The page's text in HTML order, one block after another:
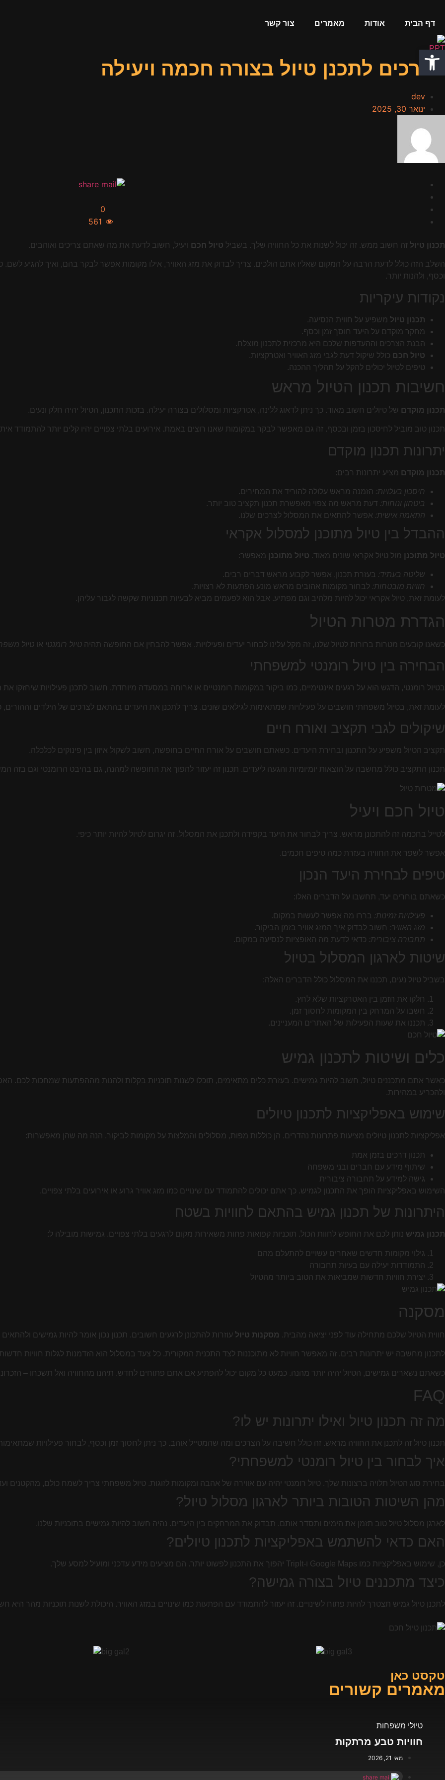
דף הבית אודות מאמרים צור קשר
הדרכים לתכנן טיול בצורה חכמה ויעילה
dev
ינואר 30, 2025
0
561
תכנון טיול זה חשוב ממש. זה יכול לשנות את כל החוויה שלך. בשביל טיול חכם ויעיל, חשוב לדעת את מה שאתם צריכים ואוהבים.
השלב הזה כולל לדעת הרבה על המקום שאליו אתם הולכים. צריך לבדוק את מזג האוויר, אילו מקומות אפשר לבקר בהם, ואיך להגיע לשם.
וכסף, ולהנות יותר.
נקודות עיקריות
תכנון טיול משפיע על חווית הנסיעה.
מחקר מוקדם על היעד חוסך זמן וכסף.
הבנת הצרכים וההעדפות שלכם היא מרכזית לתכנון מוצלח.
טיול חכם כולל שיקול דעת לגבי מזג האוויר ואטרקציות.
טיפים לטיול יכולים להקל על תהליך ההכנה.
חשיבות תכנון הטיול מראש
תכנון מוקדם של טיולים חשוב מאוד. כך ניתן לדאוג ללינה, אטרקציות ומסלולים בצורה יעילה. בזכות התכנון, הטיול יהיה חלק ונעים.
תכנון טוב מוביל לחיסכון בזמן ובכסף. זה גם מאפשר לבקר במקומות שאנו רוצים באמת. אירועים בלתי צפויים יהיו קלים יותר להתמודד
יתרונות תכנון מוקדם
תכנון מוקדם מציע יתרונות רבים:
חיסכון בעלויות: הזמנה מראש עלולה להוריד את המחירים.
ביטחון ונוחות: דעת מראש מה צפוי מאפשרת תכנון תקציב טוב יותר.
התאמה אישית: אפשר להתאים את המסלול לצרכים שלנו.
ההבדל בין טיול מתוכנן למסלול אקראי
טיול מתוכנן מול טיול אקראי שונים מאוד. טיול מתוכנן מאפשר:
שליטה בעתיד: בעזרת תכנון, אפשר לקבוע מראש דברים רבים.
חוויות מובטחות: לבחור מקומות אהובים מראש מונע הפתעות לא רצויות.
לעומת זאת, טיול אקראי יכול להיות מלהיב וגם מפתיע. אבל הוא לפעמים מביא לבעיות תכנוניות שקשה לגבור עליהן.
הגדרת מטרות הטיול
כשאנו קובעים מטרות ברורות לטיול שלנו, זה מקל עלינו לבחור יעדים ופעילויות. אפשר להבחין אם החופשה תהיה טיול רומנטי או טיול
הבחירה בין טיול רומנטי למשפחתי
בטיול רומנטי, הדגש הוא על רגעים אינטימיים, כמו ביקור במקומות רומנטיים או ארוחה במסעדה מיוחדת. חשוב לתכנן פעילויות שיחזקו
לעומת זאת, בטיול משפחתי חושבים על פעילויות שמתאימות לגילאים שונים. צריך לתכנן את היעדים בהתאם לצרכים של הילדים וההורים,
שיקולים לגבי תקציב ואורח חיים
תקציב הטיול משפיע על התכנון ובחירת היעדים. כשאתם חושבים על אורח החיים בחופשה, חשוב לשקול איזון בין פינוקים לכלכלה.
תכנון התקציב כולל מחשבה על הוצאות יומיומיות והגעה ליעדים. תכנון זה יעזור להפוך את החופשה למהנה, גם בהיבט הרומנטי וגם בזה
טיול חכם ויעיל
לטייל בחכמה זה להתכונן מראש. צריך לבחור את היעד בקפידה ולתכנן את המסלול. זה יגרום לטיול להיות יותר כיפי.
אפשר לשפר את החוויה בעזרת כמה טיפים חכמים.
טיפים לבחירת היעד הנכון
כשאתם בוחרים יעד, תחשבו על הדברים האלו:
פעילויות זמינות: בררו מה אפשר לעשות במקום.
מזג האוויר: חשוב לבדוק איך המזג אוויר בזמן הביקור.
תחבורה ציבורית: כדאי לדעת מה האופציות לנסיעה במקום.
שיטות לארגון המסלול בטיול
בשביל טיול נעים, תכננו את המסלול כולל הדברים האלה:
חלקו את הזמן בין האטרקציות שלא לחץ.
חשבו על המרחק בין המקומות לחסוך זמן.
תכננו את שעות הפעילות של האתרים המעניינים.
כלים ושיטות לתכנון גמיש
ולהכריע במהירות.
שימוש באפליקציות לתכנון טיולים
אפליקציות לתכנון טיולים מציעות פתרונות נהדרים. הן כוללות מפות, מסלולים והמלצות על מקומות לביקור. הנה מה שהן מאפשרות:
תכנון דרכים בזמן אמת
שיתוף מידע עם חברים ובני משפחה
גישה למידע על תחבורה ציבורית
השימוש באפליקציות הופך את התכנון לגמיש. כך אתם יכולים להתמודד עם שינויים כמו מזג אוויר גרוע או אירועים בלתי צפויים.
היתרונות של תכנון גמיש בהתאם לחוויות בשטח
תכנון גמיש נותן לכם את החופש לחוות הכול. תוכניות קפואות פחות משאירות מקום לרגעים בלתי צפויים. גמישות מובילה ל:
גילוי מקומות חדשים שאחרים עשויים להתעלם מהם
התמודדות יעילה עם בעיות תחבורה
יצירת חוויות חדשות שמביאות את הטוב ביותר מהטיול
מסקנה
חווית הטיול שלכם מתחילה עוד לפני יציאה מהבית. מסקנות טיול עוזרות להתכונן לרגעים חשובים. תכנון נכון אומר להיות גמישים ולהתאים
לתכנון מחשבה יש יתרונות רבים. זה מאפשר חוויות לא מתוכננות לצד התכנית המקורית. כל צעד במסלול הוא הזדמנות לגלות חוויות
כשאתם נשארים גמישים, הטיול יהיה יותר מהנה. כמעט כל מקום יכול להפתיע אם אתם פתוחים לחדש. תיהנו מהחוויה ואל תשכחו –
FAQ
מה זה תכנון טיול ואילו יתרונות יש לו?
תכנון טיול זה לתכנן את החוויה מראש. זה כולל חשיבה על הצרכים ומה שהמטייל אוהב. כך ניתן לחסוך זמן וכסף, לבחור פעילויות
איך לבחור בין טיול רומנטי למשפחתי?
בחירת סוג הטיול תלויה ברצונות שלך. טיול רומנטי יהיה עם אווירה של אהבה ומקומות לזוגות. טיול משפחתי צריך לשמח כולם, מהקטנים
מהן השיטות הטובות ביותר לארגון מסלול טיול?
לארגן מסלול טיול טוב תזמן את הימים ותסדר אותם. תבדוק את המרחקים בין היעדים. נהיה חשוב להיות גמישים בתוכניות שלנו.
האם כדאי להשתמש באפליקציות לתכנון טיולים?
כן, שימוש באפליקציות כמו Google Maps ו-TripIt יהפוך את התכנון לפשוט יותר. הם מציעים מידע עדכני ומועיל למסע שלך.
כיצד מתכננים טיול בצורה גמישה?
לתכנן טיול גמיש תצטרך להיות פתוח לשינויים. זה יעזור להתמודד עם הפתעות כמו שינויים במזג האוויר. היכולת לשנות תוכניות מהר היא
טקסט כאן
מאמרים קשורים
טיולי משפחות
חוויות טבע מרתקות
מאי 21, 2026
פתח סרגל נגישות